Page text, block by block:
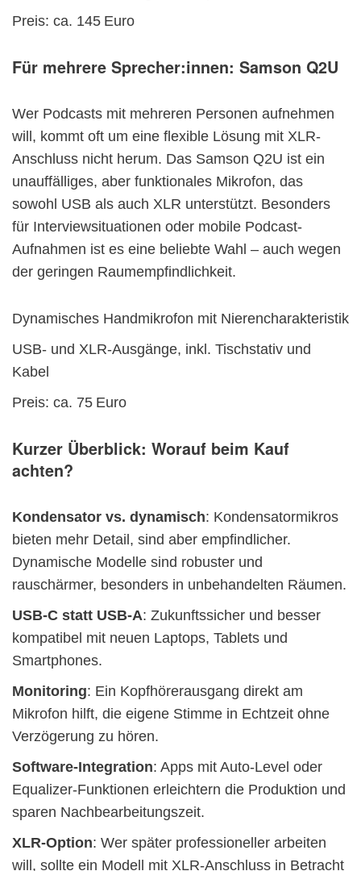
Preis: ca. 145 Euro
Für mehrere Sprecher:innen: Samson Q2U
Wer Podcasts mit mehreren Personen aufnehmen
will, kommt oft um eine flexible Lösung mit XLR-
Anschluss nicht herum. Das Samson Q2U ist ein
unauffälliges, aber funktionales Mikrofon, das
sowohl USB als auch XLR unterstützt. Besonders
für Interviewsituationen oder mobile Podcast-
Aufnahmen ist es eine beliebte Wahl – auch wegen
der geringen Raumempfindlichkeit.
Dynamisches Handmikrofon mit Nierencharakteristik
USB- und XLR-Ausgänge, inkl. Tischstativ und
Kabel
Preis: ca. 75 Euro
Kurzer Überblick: Worauf beim Kauf
achten?
Kondensator vs. dynamisch: Kondensatormikros
bieten mehr Detail, sind aber empfindlicher.
Dynamische Modelle sind robuster und
rauschärmer, besonders in unbehandelten Räumen.
USB-C statt USB-A: Zukunftssicher und besser
kompatibel mit neuen Laptops, Tablets und
Smartphones.
Monitoring: Ein Kopfhörerausgang direkt am
Mikrofon hilft, die eigene Stimme in Echtzeit ohne
Verzögerung zu hören.
Software-Integration: Apps mit Auto-Level oder
Equalizer-Funktionen erleichtern die Produktion und
sparen Nachbearbeitungszeit.
XLR-Option: Wer später professioneller arbeiten
will, sollte ein Modell mit XLR-Anschluss in Betracht